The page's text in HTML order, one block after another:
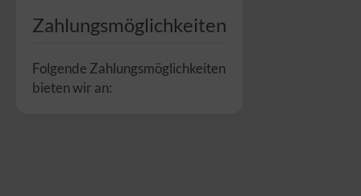
Zahlungsmöglichkeiten
Folgende Zahlungsmöglichkeiten
bieten wir an: